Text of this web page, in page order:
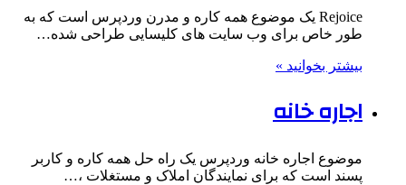
Rejoice یک موضوع همه کاره و مدرن وردپرس است که به
طور خاص برای وب سایت های کلیسایی طراحی شده…
بیشتر بخوانید »
اجاره خانه
موضوع اجاره خانه وردپرس یک راه حل همه کاره و کاربر
پسند است که برای نمایندگان املاک و مستغلات ،…